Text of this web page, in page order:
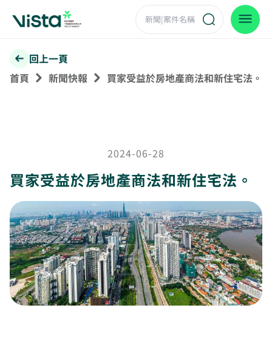
回上一頁
首頁
新聞快報 買家受益於房地產商法和新住宅法。
2024-06-28
買家受益於房地產商法和新住宅法。